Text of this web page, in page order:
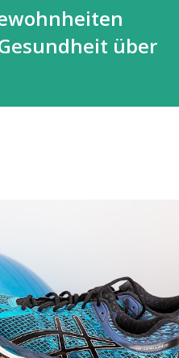
über